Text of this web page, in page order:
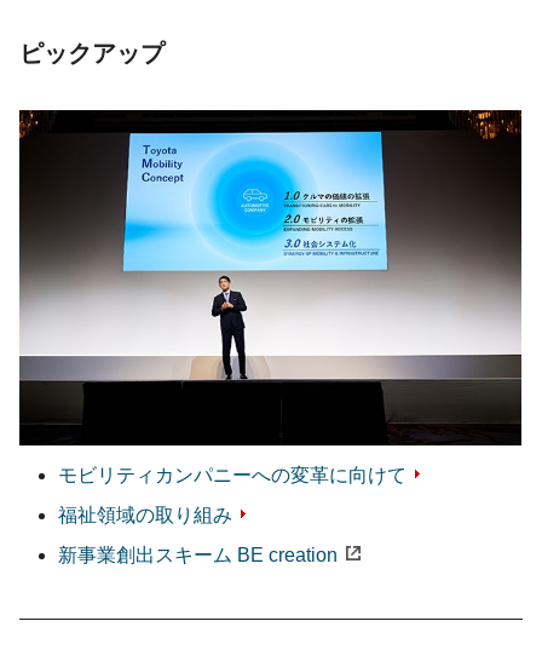
ピックアップ
モビリティカンパニーへの変革に向けて
福祉領域の取り組み
新事業創出スキーム BE creation